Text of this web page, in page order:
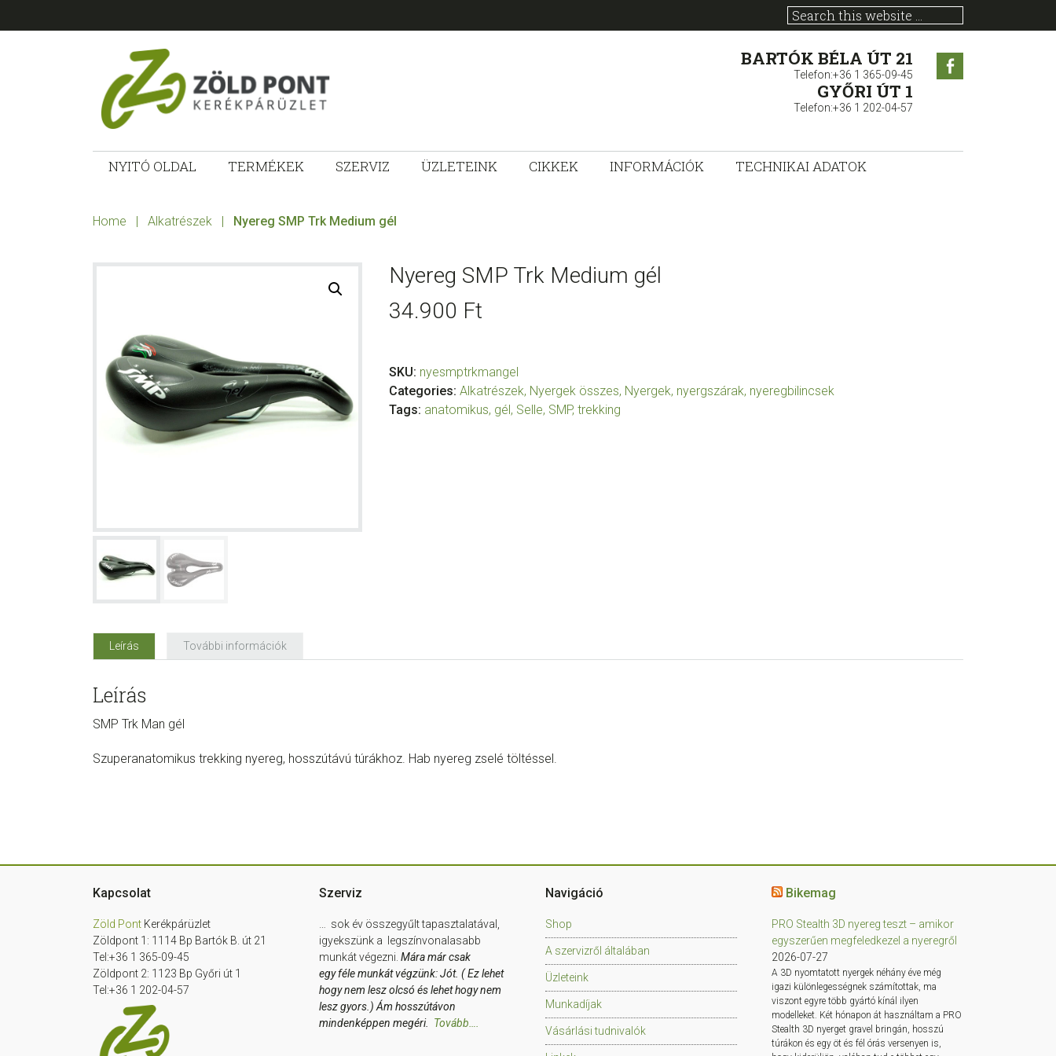
to
to
to
ZÖLD
KERÉKPÁRÜZLET
mindenkinek!
BARTÓK BÉLA ÚT 21
Telefon:+36 1 365-09-45
GYŐRI ÚT 1
Telefon:+36 1 202-04-57
NYITÓ OLDAL TERMÉKEK SZERVIZ ÜZLETEINK CIKKEK INFORMÁCIÓK TECHNIKAI ADATOK
Home | Alkatrészek | Nyereg SMP Trk Medium gél
Nyereg SMP Trk Medium gél
34.900 Ft
SKU: nyesmptrkmangel
Categories: Alkatrészek, Nyergek összes, Nyergek, nyergszárak, nyeregbilincsek
Tags: anatomikus, gél, Selle, SMP, trekking
Leírás További információk
Leírás
SMP Trk Man gél
Szuperanatomikus trekking nyereg, hosszútávú túrákhoz. Hab nyereg zselé töltéssel.
Kapcsolat
Zöld Pont Kerékpárüzlet
Zöldpont 1: 1114 Bp Bartók B. út 21
Tel:+36 1 365-09-45
Zöldpont 2: 1123 Bp Győri út 1
Tel:+36 1 202-04-57
Szerviz
… sok év összegyűlt tapasztalatával,
igyekszünk a legszínvonalasabb
munkát végezni.Mára már csak
egy féle munkát végzünk: Jót. ( Ez lehet
hogy nem lesz olcsó és lehet hogy nem
lesz gyors.) Ám hosszútávon
mindenképpen megéri. Tovább….
Navigáció
Shop
A szervizről általában
Üzleteink
Munkadíjak
Vásárlási tudnivalók
Bikemag
PRO Stealth 3D nyereg teszt – amikor
egyszerűen megfeledkezel a nyeregről
2026-07-27
A 3D nyomtatott nyergek néhány éve még
igazi különlegességnek számítottak, ma
viszont egyre több gyártó kínál ilyen
modelleket. Két hónapon át használtam a PRO
Stealth 3D nyerget gravel bringán, hosszú
túrákon és egy öt és fél órás versenyen is,